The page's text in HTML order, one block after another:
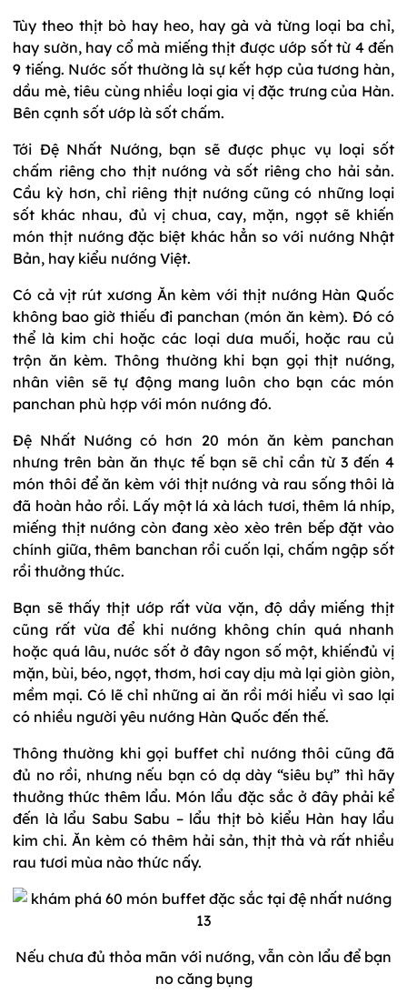
Tùy theo thịt bò hay heo, hay gà và từng loại ba chỉ,
hay sườn, hay cổ mà miếng thịt được ướp sốt từ 4 đến
9 tiếng. Nước sốt thường là sự kết hợp của tương hàn,
dầu mè, tiêu cùng nhiều loại gia vị đặc trưng của Hàn.
Bên cạnh sốt ướp là sốt chấm.
Tới Đệ Nhất Nướng, bạn sẽ được phục vụ loại sốt
chấm riêng cho thịt nướng và sốt riêng cho hải sản.
Cầu kỳ hơn, chỉ riêng thịt nướng cũng có những loại
sốt khác nhau, đủ vị chua, cay, mặn, ngọt sẽ khiến
món thịt nướng đặc biệt khác hẳn so với nướng Nhật
Bản, hay kiểu nướng Việt.
Có cả vịt rút xương Ăn kèm với thịt nướng Hàn Quốc
không bao giờ thiếu đi panchan (món ăn kèm). Đó có
thể là kim chi hoặc các loại dưa muối, hoặc rau củ
trộn ăn kèm. Thông thường khi bạn gọi thịt nướng,
nhân viên sẽ tự động mang luôn cho bạn các món
panchan phù hợp với món nướng đó.
Đệ Nhất Nướng có hơn 20 món ăn kèm panchan
nhưng trên bàn ăn thực tế bạn sẽ chỉ cần từ 3 đến 4
món thôi để ăn kèm với thịt nướng và rau sống thôi là
đã hoàn hảo rồi. Lấy một lá xà lách tươi, thêm lá nhíp,
miếng thịt nướng còn đang xèo xèo trên bếp đặt vào
chính giữa, thêm banchan rồi cuốn lại, chấm ngập sốt
rồi thưởng thức.
Bạn sẽ thấy thịt ướp rất vừa vặn, độ dầy miếng thịt
cũng rất vừa để khi nướng không chín quá nhanh
hoặc quá lâu, nước sốt ở đây ngon số một, khiếnđủ vị
mặn, bùi, béo, ngọt, thơm, hơi cay dịu mà lại giòn giòn,
mềm mại. Có lẽ chỉ những ai ăn rồi mới hiểu vì sao lại
có nhiều người yêu nướng Hàn Quốc đến thế.
Thông thường khi gọi buffet chỉ nướng thôi cũng đã
đủ no rồi, nhưng nếu bạn có dạ dày “siêu bự” thì hãy
thưởng thức thêm lẩu. Món lẩu đặc sắc ở đây phải kể
đến là lẩu Sabu Sabu – lẩu thịt bò kiểu Hàn hay lẩu
kim chi. Ăn kèm có thêm hải sản, thịt thà và rất nhiều
rau tươi mùa nào thức nấy.
Nếu chưa đủ thỏa mãn với nướng, vẫn còn lẩu để bạn
no căng bụng